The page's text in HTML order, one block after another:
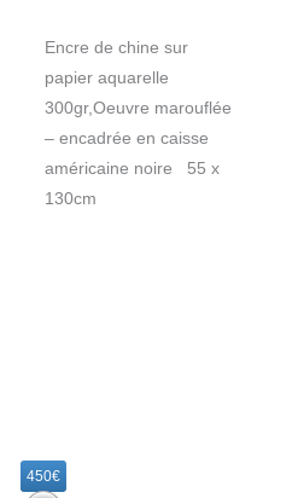
Encre de chine sur
papier aquarelle
300gr,Oeuvre marouflée
– encadrée en caisse
américaine noire 55 x
130cm
450€
c